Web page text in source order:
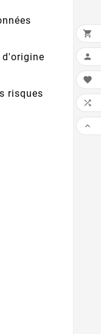
d'origine
risques




